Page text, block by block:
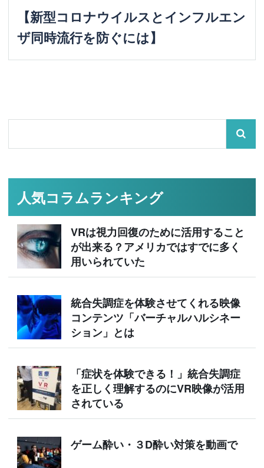
【新型コロナウイルスとインフルエン
ザ同時流行を防ぐには】
人気コラムランキング
VRは視力回復のために活用すること
が出来る？アメリカではすでに多く
用いられていた
統合失調症を体験させてくれる映像
コンテンツ「バーチャルハルシネー
ション」とは
「症状を体験できる！」統合失調症
を正しく理解するのにVR映像が活用
されている
ゲーム酔い・３D酔い対策を動画で